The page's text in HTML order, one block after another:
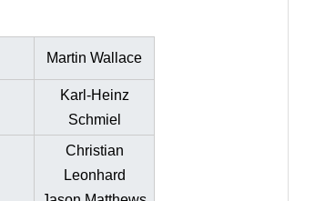
Martin Wallace
Karl-Heinz
Schmiel
Christian
Leonhard